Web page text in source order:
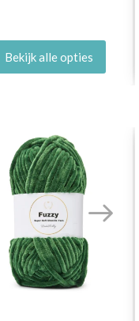
Bekijk alle opties